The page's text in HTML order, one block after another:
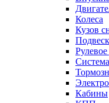
Колеса
Кузов
Кабины